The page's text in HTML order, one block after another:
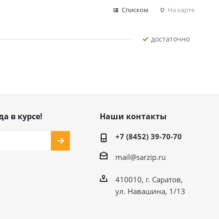
Списком На карте
Достаточно
в курсе! Наши контакты
+7 (8452) 39-70-70
mail@sarzip.ru
410010, г. Саратов,
ул. Навашина, 1/13